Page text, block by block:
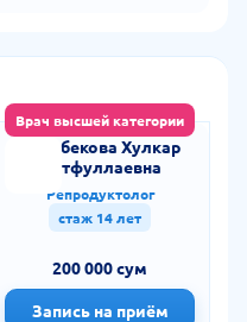
Врач высшей категории
Карабекова Хулкар
Лутфуллаевна
Репродуктолог
стаж 14 лет
200 000 сум
Запись на приём